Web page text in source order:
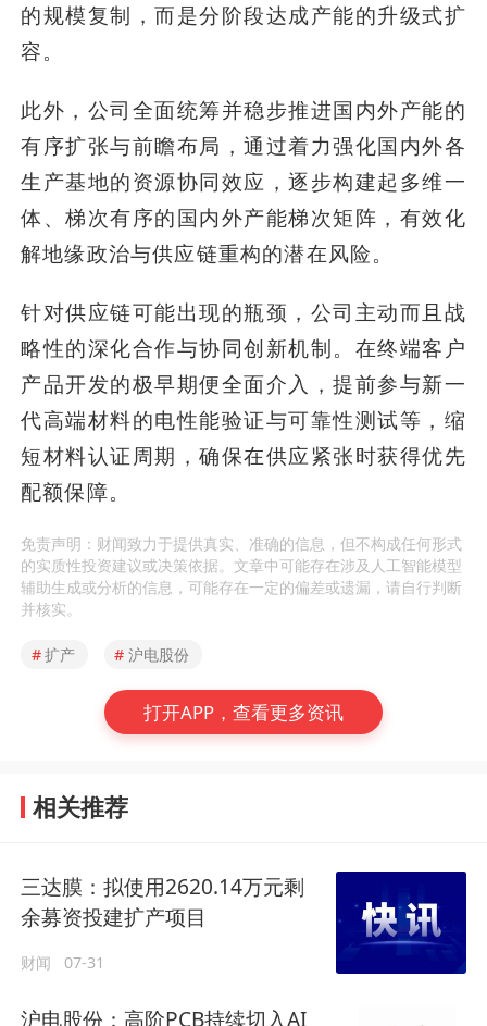
的规模复制，而是分阶段达成产能的升级式扩
容。
此外，公司全面统筹并稳步推进国内外产能的
有序扩张与前瞻布局，通过着力强化国内外各
生产基地的资源协同效应，逐步构建起多维一
体、梯次有序的国内外产能梯次矩阵，有效化
解地缘政治与供应链重构的潜在风险。
针对供应链可能出现的瓶颈，公司主动而且战
略性的深化合作与协同创新机制。在终端客户
产品开发的极早期便全面介入，提前参与新一
代高端材料的电性能验证与可靠性测试等，缩
短材料认证周期，确保在供应紧张时获得优先
配额保障。
免责声明：财闻致力于提供真实、准确的信息，但不构成任何形式
的实质性投资建议或决策依据。文章中可能存在涉及人工智能模型
辅助生成或分析的信息，可能存在一定的偏差或遗漏，请自行判断
并核实。
#扩产 # 沪电股份
打开APP，查看更多资讯
相关推荐
三达膜：拟使用2620.14万元剩
余募资投建扩产项目
财闻 07-31
沪电股份：高阶PCB持续切入AI